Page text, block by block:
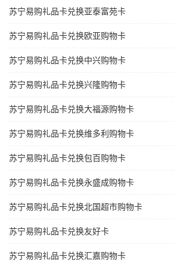
苏宁易购礼品卡兑换亚泰富苑卡
苏宁易购礼品卡兑换欧亚购物卡
苏宁易购礼品卡兑换中兴购物卡
苏宁易购礼品卡兑换兴隆购物卡
苏宁易购礼品卡兑换大福源购物卡
苏宁易购礼品卡兑换维多利购物卡
苏宁易购礼品卡兑换包百购物卡
苏宁易购礼品卡兑换永盛成购物卡
苏宁易购礼品卡兑换北国超市购物卡
苏宁易购礼品卡兑换友好卡
苏宁易购礼品卡兑换汇嘉购物卡